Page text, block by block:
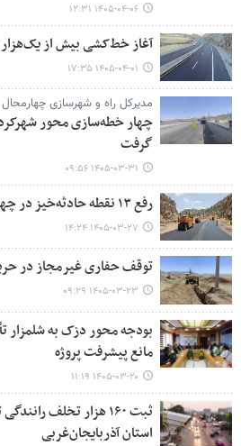
۱۴۰۵-۰۴-۰۶ ۱۲:۳۱
آغاز خط‌کشی بیش از یک‌هزار
۱۴۰۵-۰۴-۰۱ ۱۷:۳۵
مدیرکل راه و شهرسازی
چهار خطه‌سازی محور شهرکرد
گرفت
۱۴۰۵-۰۳-۳۱ ۰۹:۵۶
رفع ۱۳ نقطه حادثه‌خیز در چهارمحال و بختیاری
۱۴۰۵-۰۳-۲۷ ۱۴:۲۴
توقف حفاری غیرمجاز در
۱۴۰۵-۰۳-۲۳ ۰۹:۲۹
بودجه محور دزک به شلمزار
مانع پیشرفت پروژه
۱۴۰۵-۰۳-۲۰ ۱۱:۱۹
ثبت ۱۶۰ هزار تخلف
استان آذربایجان‌غربی